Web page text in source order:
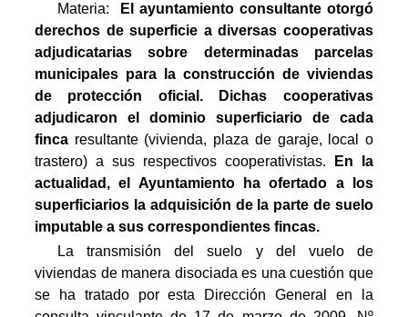
Materia: 
El ayuntamiento consultante otorgó
derechos de superficie a diversas cooperativas
adjudicatarias sobre determinadas parcelas
municipales para la construcción de viviendas
de protección oficial. Dichas cooperativas
adjudicaron el dominio superficiario de cada
finca resultante (vivienda, plaza de garaje, local o
trastero) a sus respectivos cooperativistas.
En
la
actualidad, el Ayuntamiento ha ofertado a los
superficiarios la adquisición de la parte de suelo
imputable a sus correspondientes fincas.
La transmisión del suelo y del vuelo de
viviendas de manera disociada es una cuestión que
se ha tratado por esta Dirección General en la